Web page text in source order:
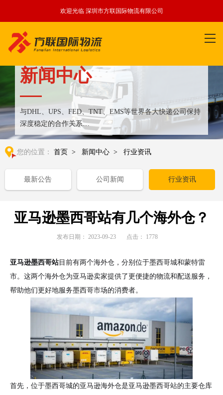
欢迎光临 深圳市方联国际物流有限公司
新闻中心
与DHL、UPS、FED、TNT、EMS等世界各大快递公司保持
深度稳定的合作关系
整合全球优质物流运输资源,满足国内外客户更多个性化需求
您的位置： 首页 > 新闻中心 > 行业资讯
最新公告 公司新闻 行业资讯
亚马逊墨西哥站有几个海外仓？
发布日期： 2023-09-23 点击： 1778
亚马逊墨西哥站 目前有两个海外仓，分别位于墨西哥城和蒙特雷
市。这两个海外仓为亚马逊卖家提供了更便捷的物流和配送服务，
帮助他们更好地服务墨西哥市场的消费者。
首先，位于墨西哥城的亚马逊海外仓是亚马逊墨西哥站的主要仓库